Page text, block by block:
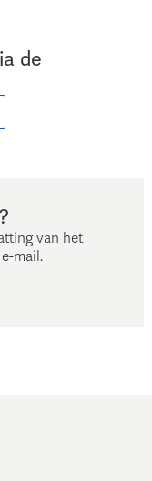
de
van het
mail.